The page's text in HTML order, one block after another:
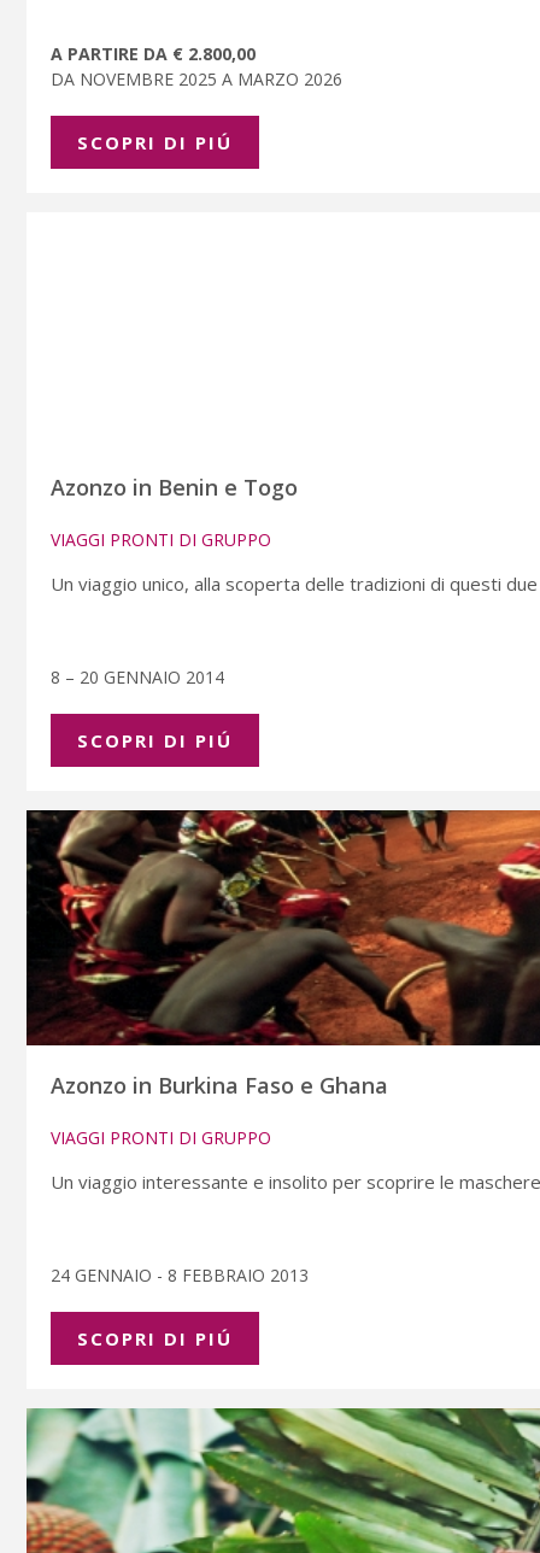
A PARTIRE DA € 2.800,00
DA NOVEMBRE 2025 A MARZO 2026
SCOPRI DI PIÚ
Azonzo in Benin e Togo
VIAGGI PRONTI DI GRUPPO
Un viaggio unico, alla scoperta delle tradizioni di questi
8 – 20 GENNAIO 2014
SCOPRI DI PIÚ
Azonzo in Burkina Faso e Ghana
VIAGGI PRONTI DI GRUPPO
Un viaggio interessante e insolito per scoprire le
24 GENNAIO - 8 FEBBRAIO 2013
SCOPRI DI PIÚ